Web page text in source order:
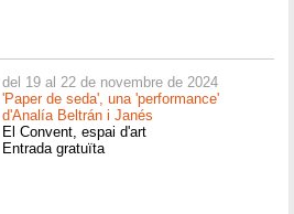
del 19 al 22 de novembre de 2024
'Paper de seda', una 'performance'
d'Analía Beltrán i Janés
El Convent, espai d'art
Entrada gratuïta